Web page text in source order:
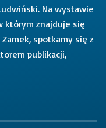
Na wystawie
którym znajduje się
spotkamy się z
publikacji,